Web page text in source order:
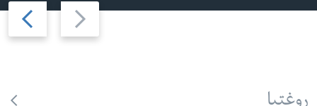
Previous
slide
Next
slide